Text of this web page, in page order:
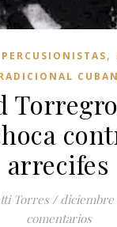
PERCUSIONISTAS,
arrecifes
Torres / diciembre
comentarios